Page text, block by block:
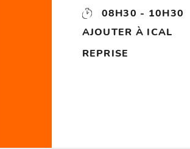
08H30 - 10H30
AJOUTER À ICAL
REPRISE